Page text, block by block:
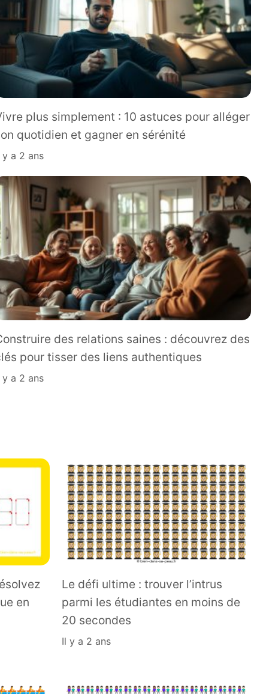
plus simplement : 10 astuces pour alléger
quotidien et gagner en sérénité
y a 2 ans
des relations saines : découvrez des
pour tisser des liens authentiques
y a 2 ans
en
Le défi ultime : trouver l’intrus
parmi les étudiantes en moins de
20 secondes
il y a 2 ans